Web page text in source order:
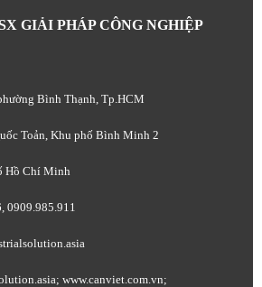
GIẢI PHÁP CÔNG NGHIỆP
Bình Thạnh, Tp.HCM
Toản, Khu phố Bình Minh 2
Hồ Chí Minh
0909.985.911
www.canviet.com.vn;